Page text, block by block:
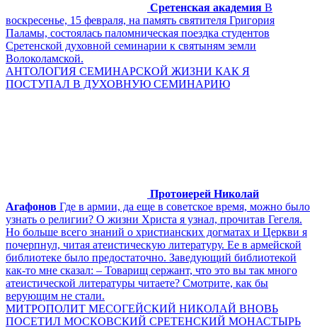
Сретенская академия В
воскресенье, 15 февраля, на память святителя Григория
Паламы, состоялась паломническая поездка студентов
Сретенской духовной семинарии к святыням земли
Волоколамской.
АНТОЛОГИЯ СЕМИНАРСКОЙ ЖИЗНИ КАК Я
ПОСТУПАЛ В ДУХОВНУЮ СЕМИНАРИЮ
Протоиерей Николай
Агафонов Где в армии, да еще в советское время, можно было
узнать о религии? О жизни Христа я узнал, прочитав Гегеля.
Но больше всего знаний о христианских догматах и Церкви я
почерпнул, читая атеистическую литературу. Ее в армейской
библиотеке было предостаточно. Заведующий библиотекой
как-то мне сказал: – Товарищ сержант, что это вы так много
атеистической литературы читаете? Смотрите, как бы
верующим не стали.
МИТРОПОЛИТ МЕСОГЕЙСКИЙ НИКОЛАЙ ВНОВЬ
ПОСЕТИЛ МОСКОВСКИЙ СРЕТЕНСКИЙ МОНАСТЫРЬ